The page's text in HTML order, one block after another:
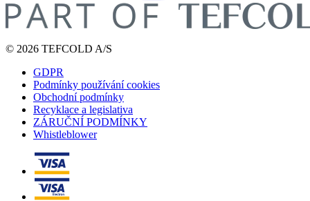
© 2026 TEFCOLD A/S
GDPR
Podmínky používání cookies
Obchodní podmínky
Recyklace a legislativa
ZÁRUČNÍ PODMÍNKY
Whistleblower